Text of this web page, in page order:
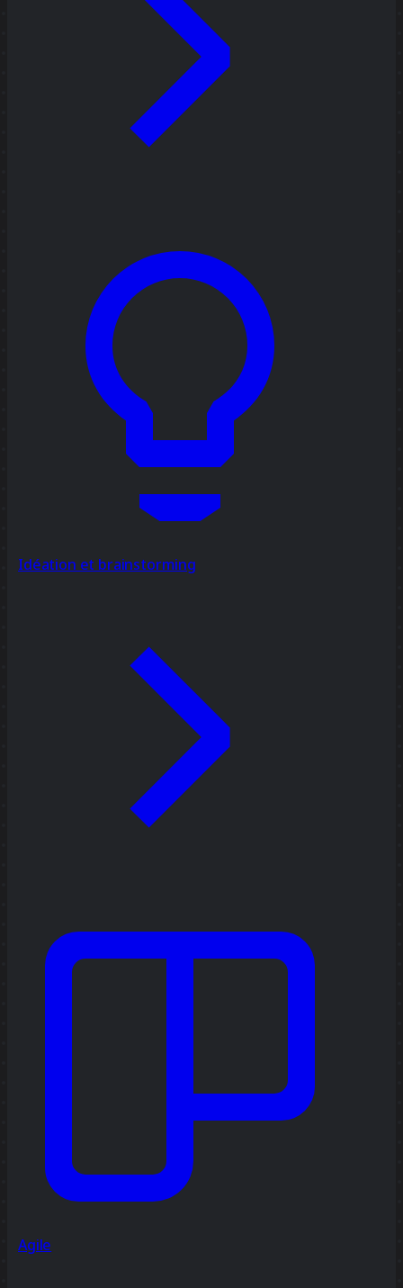
Idéation et brainstorming
Agile